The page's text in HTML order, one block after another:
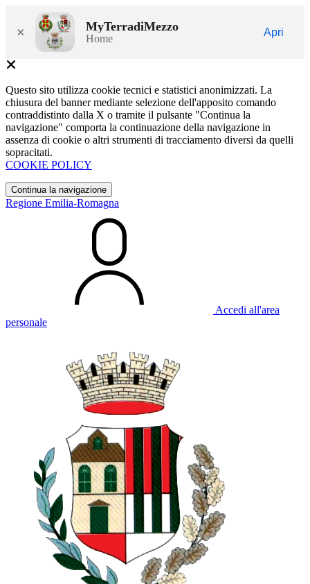
× MyTerradiMezzo
Home
Apri
Questo sito utilizza cookie tecnici e statistici anonimizzati. La
chiusura del banner mediante selezione dell'apposito comando
contraddistinto dalla X o tramite il pulsante "Continua la
navigazione" comporta la continuazione della navigazione in
assenza di cookie o altri strumenti di tracciamento diversi da quelli
sopracitati.
COOKIE POLICY
Continua la navigazione
Regione Emilia-Romagna
Accedi all'area
personale